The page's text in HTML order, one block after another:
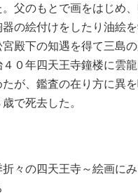
父のもとで画をはじめ
の絵付けをしたり油絵
宮殿下の知遇を得て三島
０年四天王寺鐘楼に雲
たが、鑑査の在り方に異
で死去した。
々の四天王寺～絵画に